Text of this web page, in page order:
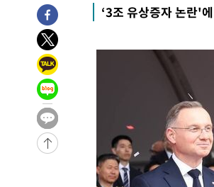
-29201초 전 >
[속보]與최고위원 제주·인천
한민수·김용 순
-29154초 전 >
청래 44.56%
-28436초 전 >
[속보]與 대표 경선 제주·인
42.08%·宋 10.17%
-27970초 전 >
이강인 "아틀레티코 이적 기뻐
것"
-27905초 전 >
[속보]與 당대표 경선, 제주·인
-21679초 전 >
낮 최고 35도 '무더위'…동해
-20949초 전 >
[속보]이강인 "감독님이 원하
틀레티코 이적"
-20731초 전 >
수도권 40도 육박 '펄펄'…동해
온열질환 사망자 3명 늘어…
‘3조 유상증자 논란'